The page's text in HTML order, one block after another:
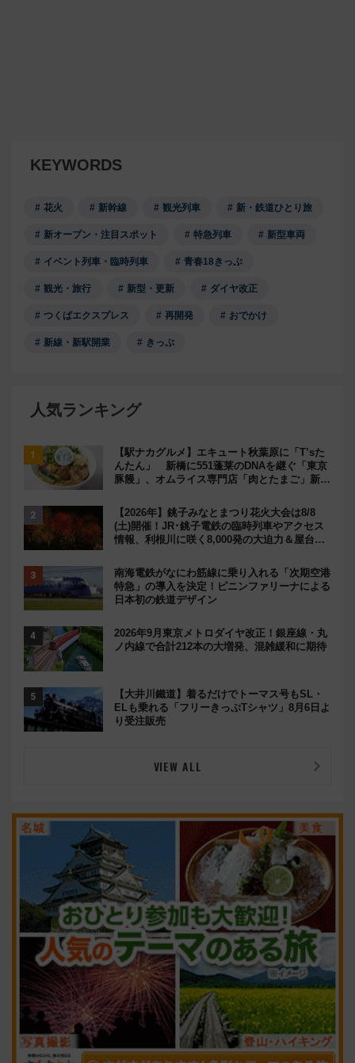
KEYWORDS
花火 新幹線 観光列車 新・鉄道ひとり旅
新オープン・注目スポット 特急列車 新型車両
イベント列車・臨時列車 青春18きっぷ
観光・旅行 新型・更新 ダイヤ改正
つくばエクスプレス 再開発 おでかけ
新線・新駅開業 きっぷ
人気ランキング
【駅ナカグルメ】エキュート秋葉原に「T’sた
んたん」 新橋に551蓬莱のDNAを継ぐ「東京
豚饅」、オムライス専門店「肉とたまご」新グ
【2026年】銚子みなとまつり花火大会は8/8
(土)開催！JR･銚子電鉄の臨時列車やアクセス
情報、利根川に咲く8,000発の大迫力＆屋台を
南海電鉄がなにわ筋線に乗り入れる「次期空港
特急」の導入を決定！ピニンファリーナによる
日本初の鉄道デザイン
2026年9月東京メトロダイヤ改正！銀座線・丸
ノ内線で合計212本の大増発、混雑緩和に期待
【大井川鐵道】着るだけでトーマス号もSL・
ELも乗れる「フリーきっぷTシャツ」8月6日よ
り受注販売
VIEW ALL